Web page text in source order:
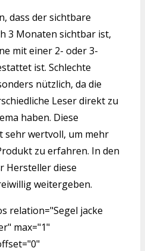
dass der sichtbare
3 Monaten sichtbar ist,
mit einer 2- oder 3-
ist. Schlechte
nützlich, da die
Leser direkt zu
haben. Diese
wertvoll, um mehr
zu erfahren. In den
Hersteller diese
weitergeben.
relation="Segel jacke
max="1"